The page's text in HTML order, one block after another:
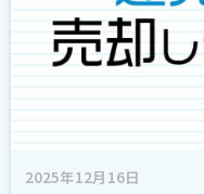
2025年12月16日